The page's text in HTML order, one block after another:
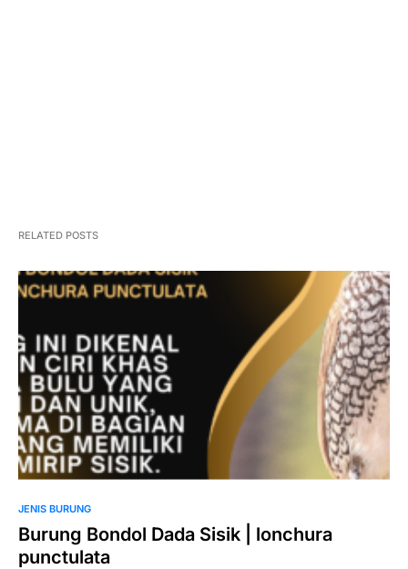
RELATED POSTS
JENIS BURUNG
Burung Bondol Dada Sisik | lonchura
punctulata